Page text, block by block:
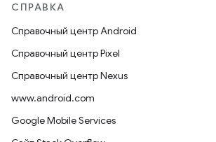
СПРАВКА
Справочный центр Android
Справочный центр Pixel
Справочный центр Nexus
www.android.com
Google Mobile Services